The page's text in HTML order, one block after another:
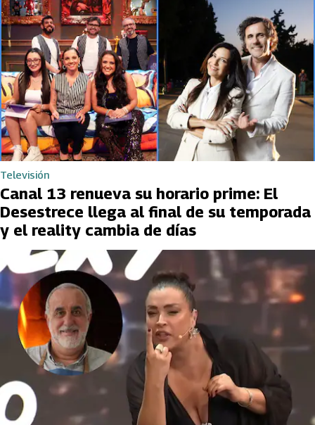
Televisión
Canal 13 renueva su horario prime: El
Desestrece llega al final de su temporada
y el reality cambia de días